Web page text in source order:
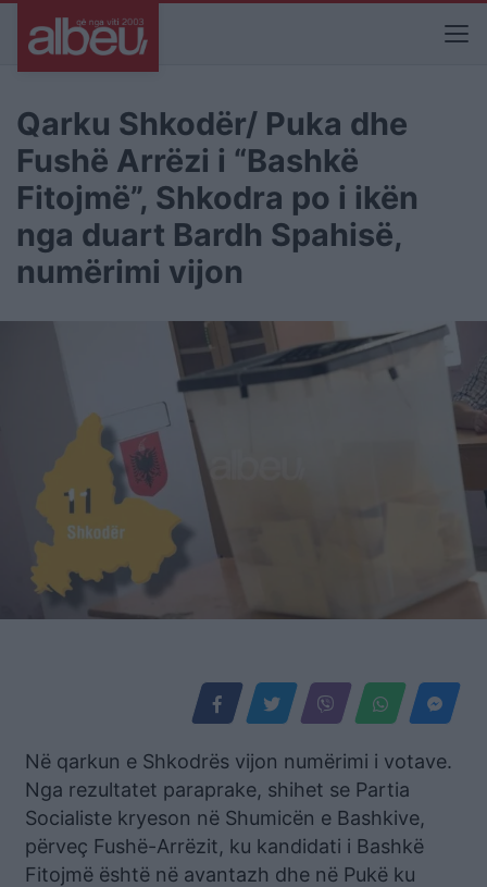
Qarku Shkodër/ Puka dhe
Fushë Arrëzi i “Bashkë
Fitojmë”, Shkodra po i ikën
nga duart Bardh Spahisë,
numërimi vijon
Në qarkun e Shkodrës vijon numërimi i votave.
Nga rezultatet paraprake, shihet se Partia
Socialiste kryeson në Shumicën e Bashkive,
përveç Fushë-Arrëzit, ku kandidati i Bashkë
Fitojmë është në avantazh dhe në Pukë ku